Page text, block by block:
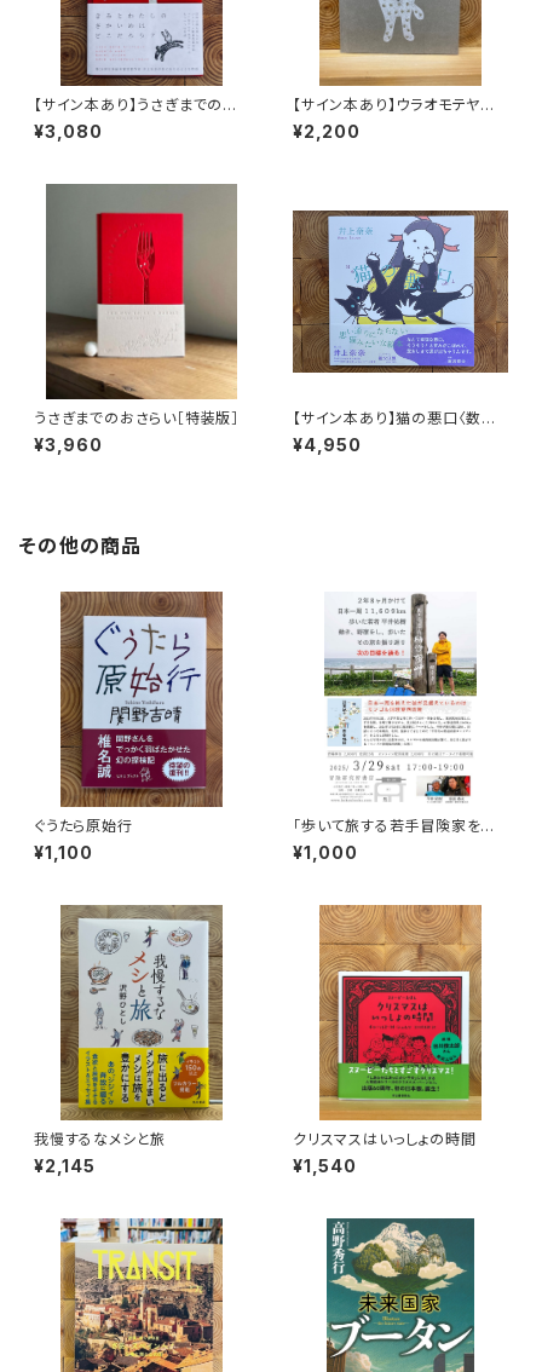
【サイン本あり】うさぎまでのお
さらい［通常版］
¥3,080
【サイン本あり】ウラオモテヤマ
ネコ
¥2,200
うさぎまでのおさらい［特装版］
¥3,960
【サイン本あり】猫の悪口〈数量
限定・オリジナルトート付き〉
¥4,950
その他の商品
ぐうたら原始行
¥1,100
「歩いて旅する若手冒険家を青
田買い！平井佑樹 × 荻田泰永」
録画視聴権
¥1,000
我慢するなメシと旅
¥2,145
クリスマスはいっしょの時間
¥1,540